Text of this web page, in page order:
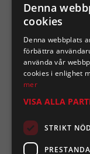
Ångra
0921-
Denna
cookies
Denna webbplats
förbättra
använda vår
cookies i enlighet
mer
VISA ALLA
STRIKT
PRESTANDA